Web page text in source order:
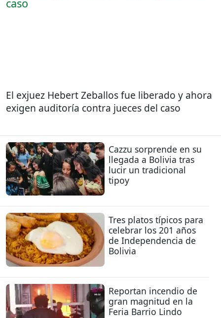
El exjuez Hebert Zeballos fue liberado y ahora
exigen auditoría contra jueces del caso
Cazzu sorprende en su
llegada a Bolivia tras
lucir un tradicional
tipoy
Tres platos típicos para
celebrar los 201 años
de Independencia de
Bolivia
Reportan incendio de
gran magnitud en la
Feria Barrio Lindo